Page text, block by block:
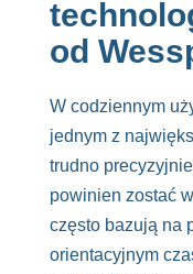
od
W codziennym
jednym z
trudno
powinien zostać
często bazują na
orientacyjnym